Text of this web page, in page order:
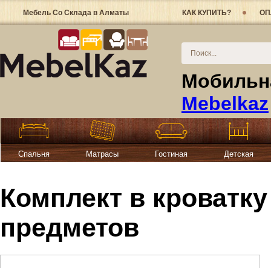
Мебель Со Склада в Алматы КАК КУПИТЬ?
Mebelkaz
Спальня Матрасы Гостиная Детская
Комплект в
предметов